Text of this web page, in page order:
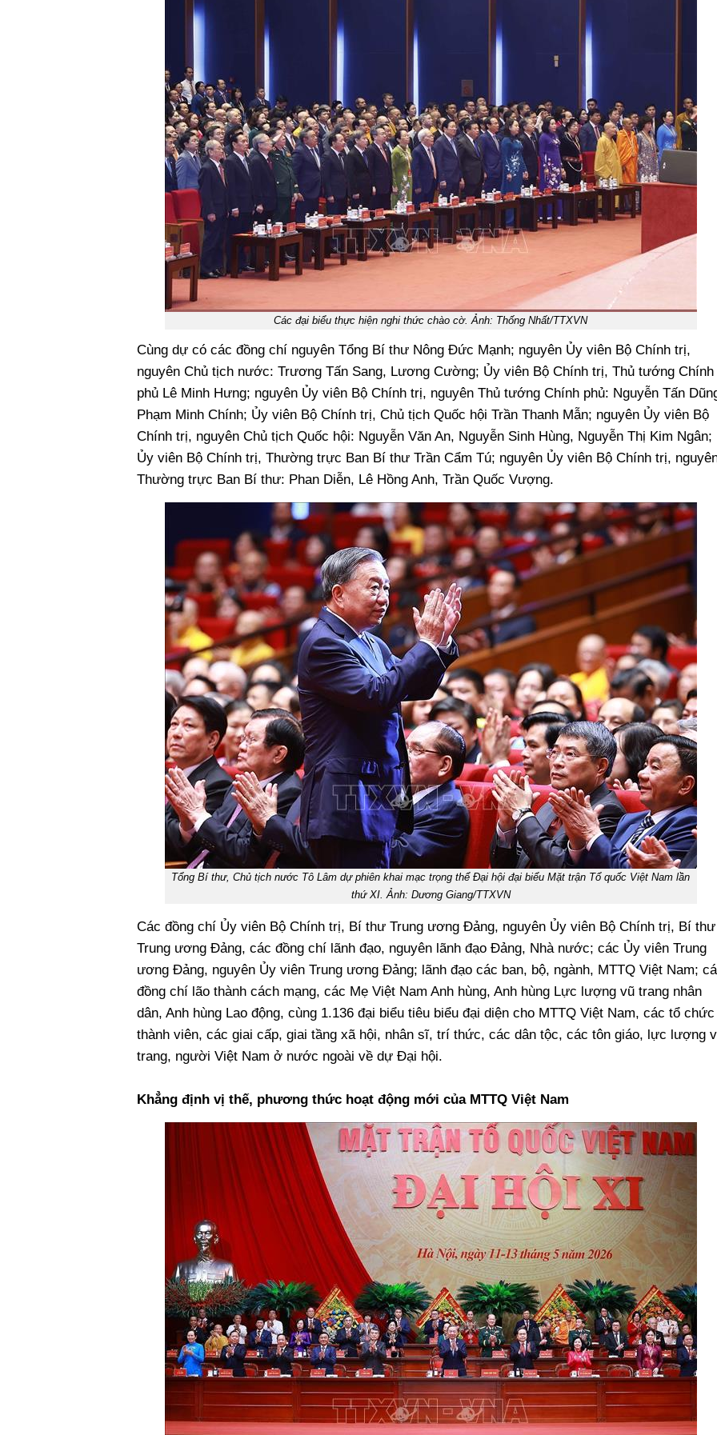
Các đại biểu thực hiện nghi thức chào cờ. Ảnh: Thống Nhất/TTXVN
Cùng dự có các đồng chí nguyên Tổng Bí thư Nông Đức Mạnh; nguyên Ủy viên Bộ Chính trị,
nguyên Chủ tịch nước: Trương Tấn Sang, Lương Cường; Ủy viên Bộ Chính trị, Thủ tướng Chính
phủ Lê Minh Hưng; nguyên Ủy viên Bộ Chính trị, nguyên Thủ tướng Chính phủ: Nguyễn Tấn
Phạm Minh Chính; Ủy viên Bộ Chính trị, Chủ tịch Quốc hội Trần Thanh Mẫn; nguyên Ủy viên Bộ
Chính trị, nguyên Chủ tịch Quốc hội: Nguyễn Văn An, Nguyễn Sinh Hùng, Nguyễn Thị Kim Ngân;
Ủy viên Bộ Chính trị, Thường trực Ban Bí thư Trần Cẩm Tú; nguyên Ủy viên Bộ Chính trị,
Thường trực Ban Bí thư: Phan Diễn, Lê Hồng Anh, Trần Quốc Vượng.
Tổng Bí thư, Chủ tịch nước Tô Lâm dự phiên khai mạc trọng thể Đại hội đại biểu Mặt trận Tổ quốc Việt Nam lần
thứ XI. Ảnh: Dương Giang/TTXVN
Các đồng chí Ủy viên Bộ Chính trị, Bí thư Trung ương Đảng, nguyên Ủy viên Bộ Chính trị, Bí thư
Trung ương Đảng, các đồng chí lãnh đạo, nguyên lãnh đạo Đảng, Nhà nước; các Ủy viên Trung
ương Đảng, nguyên Ủy viên Trung ương Đảng; lãnh đạo các ban, bộ, ngành, MTTQ Việt Nam;
đồng chí lão thành cách mạng, các Mẹ Việt Nam Anh hùng, Anh hùng Lực lượng vũ trang nhân
dân, Anh hùng Lao động, cùng 1.136 đại biểu tiêu biểu đại diện cho MTTQ Việt Nam, các tổ chức
thành viên, các giai cấp, giai tầng xã hội, nhân sĩ, trí thức, các dân tộc, các tôn giáo, lực lượng
trang, người Việt Nam ở nước ngoài về dự Đại hội.
Khẳng định vị thế, phương thức hoạt động mới của MTTQ Việt Nam